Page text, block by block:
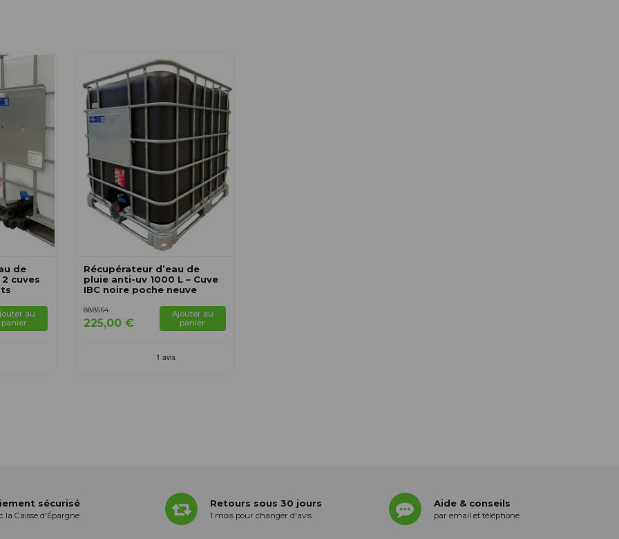
de
cuves
au
panier
Récupérateur d’eau de
pluie anti-uv 1000 L – Cuve
IBC noire poche neuve
888564
225,00 €
Ajouter au
panier
sécurisé
la Caisse d'Épargne
Retours sous 30 jours
1 mois pour changer d'avis
Aide & conseils
par email et téléphone